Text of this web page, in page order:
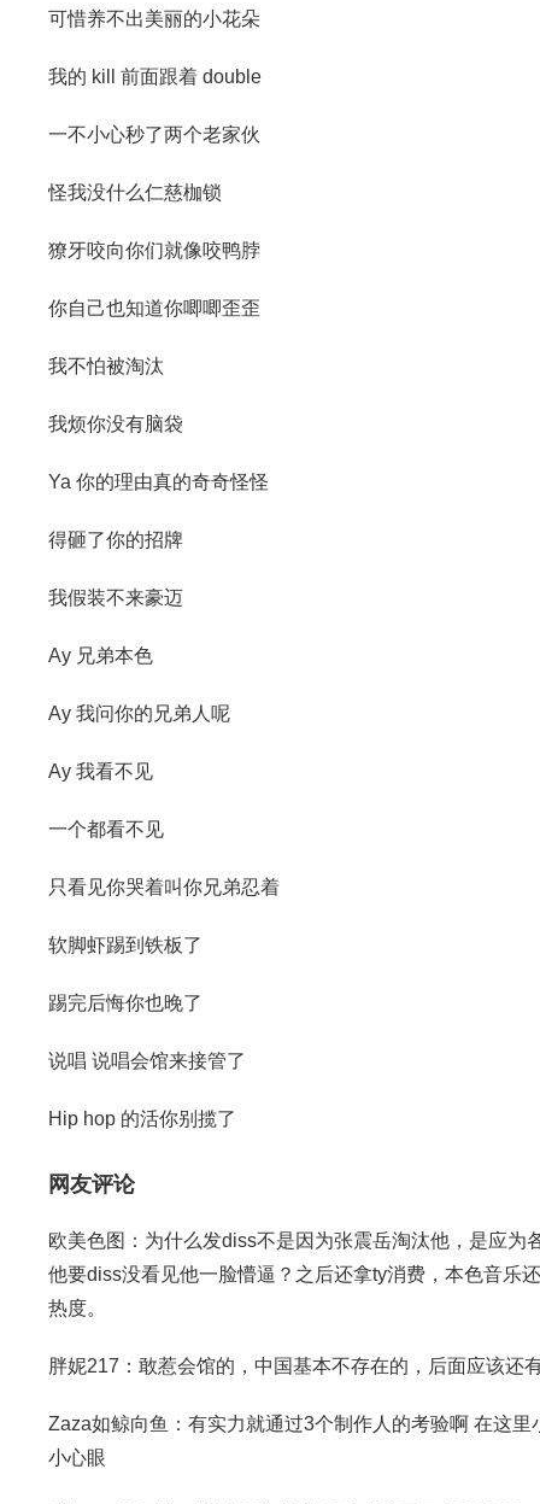
可惜养不出美丽的小花朵
我的 kill 前面跟着 double
一不小心秒了两个老家伙
怪我没什么仁慈枷锁
獠牙咬向你们就像咬鸭脖
你自己也知道你唧唧歪歪
我不怕被淘汰
我烦你没有脑袋
Ya 你的理由真的奇奇怪怪
得砸了你的招牌
我假装不来豪迈
Ay 兄弟本色
Ay 我问你的兄弟人呢
Ay 我看不见
一个都看不见
只看见你哭着叫你兄弟忍着
软脚虾踢到铁板了
踢完后悔你也晚了
说唱 说唱会馆来接管了
Hip hop 的活你别揽了
网友评论
欧美色图：为什么发diss不是因为张震岳淘汰他，是应
他要diss没看见他一脸懵逼？之后还拿ty消费，本色音乐
热度。
胖妮217：敢惹会馆的，中国基本不存在的，后面应该还
Zaza如鲸向鱼：有实力就通过3个制作人的考验啊 在这
小心眼